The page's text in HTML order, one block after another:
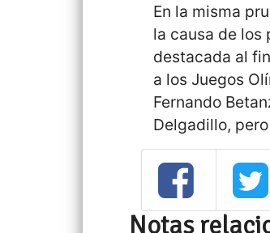
En la misma
la causa de los
destacada al
a los Juegos
Fernando
Delgadillo,
Notas